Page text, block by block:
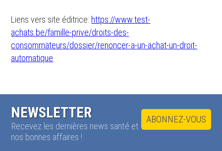
Liens vers site éditrice: https://www.test-
achats.be/famille-prive/droits-des-
consommateurs/dossier/renoncer-a-un-achat-un-droit-
automatique
ABONNEZ-VOUS
NEWSLETTER
Recevez les dernières news santé et
nos bonnes affaires !